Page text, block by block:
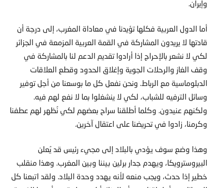
قادتها لا يريدون المشاركة في القمة العربية المزمعة في الجزائر
لكي لا نشعر بالإحراج إذا أرادوا تقديم الدعم لنا بالمشاركة في
وقف الغاز والرحلات الجوية وإغلاق الحدود وقطع العلاقات
الدبلوماسية مع الرباط. ونحن نفعل كل ما بوسعنا من أجل توفير
وسائل الترفيه للشباب، لكي لا ينشغلوا بما لا نفع لهم فيه.
ولكنهم عنيدون. وكلما أطلقنا سراح بعضهم لكي نُظهر لهم عطفنا
وكرمنا، زادوا في تحريضنا على اعتقال آخرين.
البيروسترويكا، ويهدم جدار برلين بيننا وبين المغرب. وهذا منقلب
خطير إذا حدث، ويجب منعه لأنه يهدد وحدة البلاد. ولقد اتبعنا كل
الوسائل من أجل إقناعهم بأن الجزائر أكبر مساحة من أوروبا الغربية،